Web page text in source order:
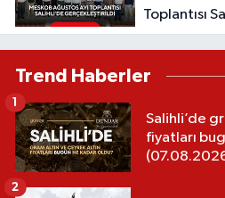
Toplantısı
Trend Haberler
Salihli’de
fiyatları
1
2